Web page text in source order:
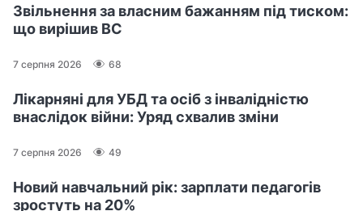
Звільнення за власним бажанням під тиском:
що вирішив ВС
7 серпня 2026 68
Лікарняні для УБД та осіб з інвалідністю
внаслідок війни: Уряд схвалив зміни
7 серпня 2026 49
Новий навчальний рік: зарплати педагогів
зростуть на 20%